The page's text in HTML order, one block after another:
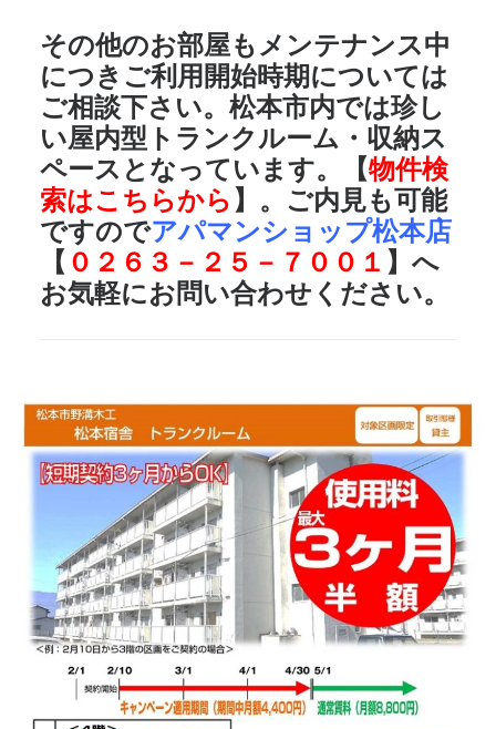
その他のお部屋もメンテナンス中
につきご利用開始時期については
ご相談下さい。 松本市内では珍し
い屋内型トランクルーム・収納ス
ペースとなっています。【物件検
索はこちらから 】。 ご内見も可能
ですのでアパマンショップ松本店
【 ０２６３－２５－７００１ 】へ
お気軽にお問い合わせください。